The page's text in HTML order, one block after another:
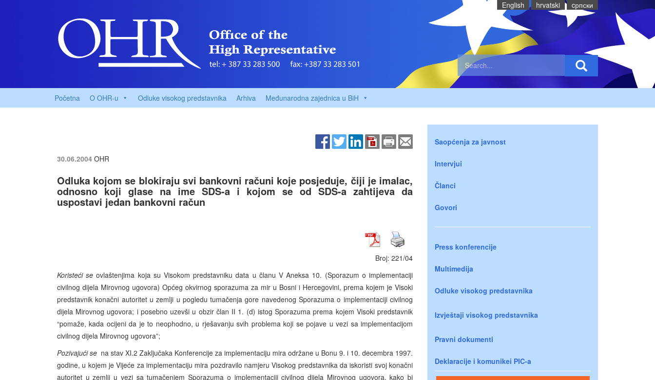
English hrvatski cрпски
Početna O OHR-u Odluke visokog predstavnika Arhiva Međunarodna zajednica u BiH
30.06.2004 OHR
Odluka kojom se blokiraju svi bankovni računi koje posjeduje, čiji je imalac,
odnosno koji glase na ime SDS-a i kojom se od SDS-a zahtijeva da
uspostavi jedan bankovni račun
Broj: 221/04
Koristeći se ovlaštenjima koja su Visokom predstavniku data u članu V Aneksa 10. (Sporazum o implementaciji
civilnog dijela Mirovnog ugovora) Općeg okvirnog sporazuma za mir u Bosni i Hercegovini, prema kojem je Visoki
predstavnik konačni autoritet u zemlji u pogledu tumačenja gore navedenog Sporazuma o implementaciji civilnog
dijela Mirovnog ugovora; i posebno uzevši u obzir član II 1. (d) istog Sporazuma prema kojem Visoki predstavnik
“pomaže, kada ocijeni da je to neophodno, u rješavanju svih problema koji se pojave u vezi sa implementacijom
civilnog dijela Mirovnog ugovora”;
Pozivajući se na stav XI.2 Zaključaka Konferencije za implementaciju mira održane u Bonu 9. i 10. decembra 1997.
godine, u kojem je Vijeće za implementaciju mira pozdravilo namjeru Visokog predstavnika da iskoristi svoj konačni
autoritet u zemlji u vezi sa tumačenjem Sporazuma o implementaciji civilnog dijela Mirovnog ugovora, kako bi
Saopćenja za javnost
Intervjui
Članci
Govori
Press konferencije
Multimedija
Odluke visokog predstavnika
Izvještaji visokog predstavnika
Pravni dokumenti
Deklaracije i komunikei PIC-a